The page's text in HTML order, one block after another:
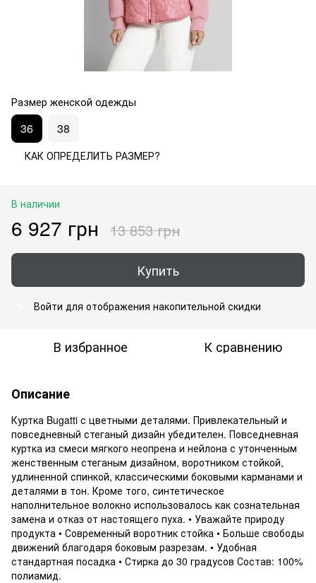
Размер женской одежды
36 38
КАК ОПРЕДЕЛИТЬ РАЗМЕР?
В наличии
6 927 грн 13 853 грн
Купить
Войти для отображения накопительной скидки
В избранное К сравнению
Описание
Куртка Bugatti с цветными деталями. Привлекательный и
повседневный стеганый дизайн убедителен. Повседневная
куртка из смеси мягкого неопрена и нейлона с утонченным
женственным стеганым дизайном, воротником стойкой,
удлиненной спинкой, классическими боковыми карманами и
деталями в тон. Кроме того, синтетическое
наполнительное волокно использовалось как сознательная
замена и отказ от настоящего пуха. • Уважайте природу
продукта • Современный воротник стойка • Больше свободы
движений благодаря боковым разрезам. • Удобная
стандартная посадка • Стирка до 30 градусов Состав: 100%
полиамид.